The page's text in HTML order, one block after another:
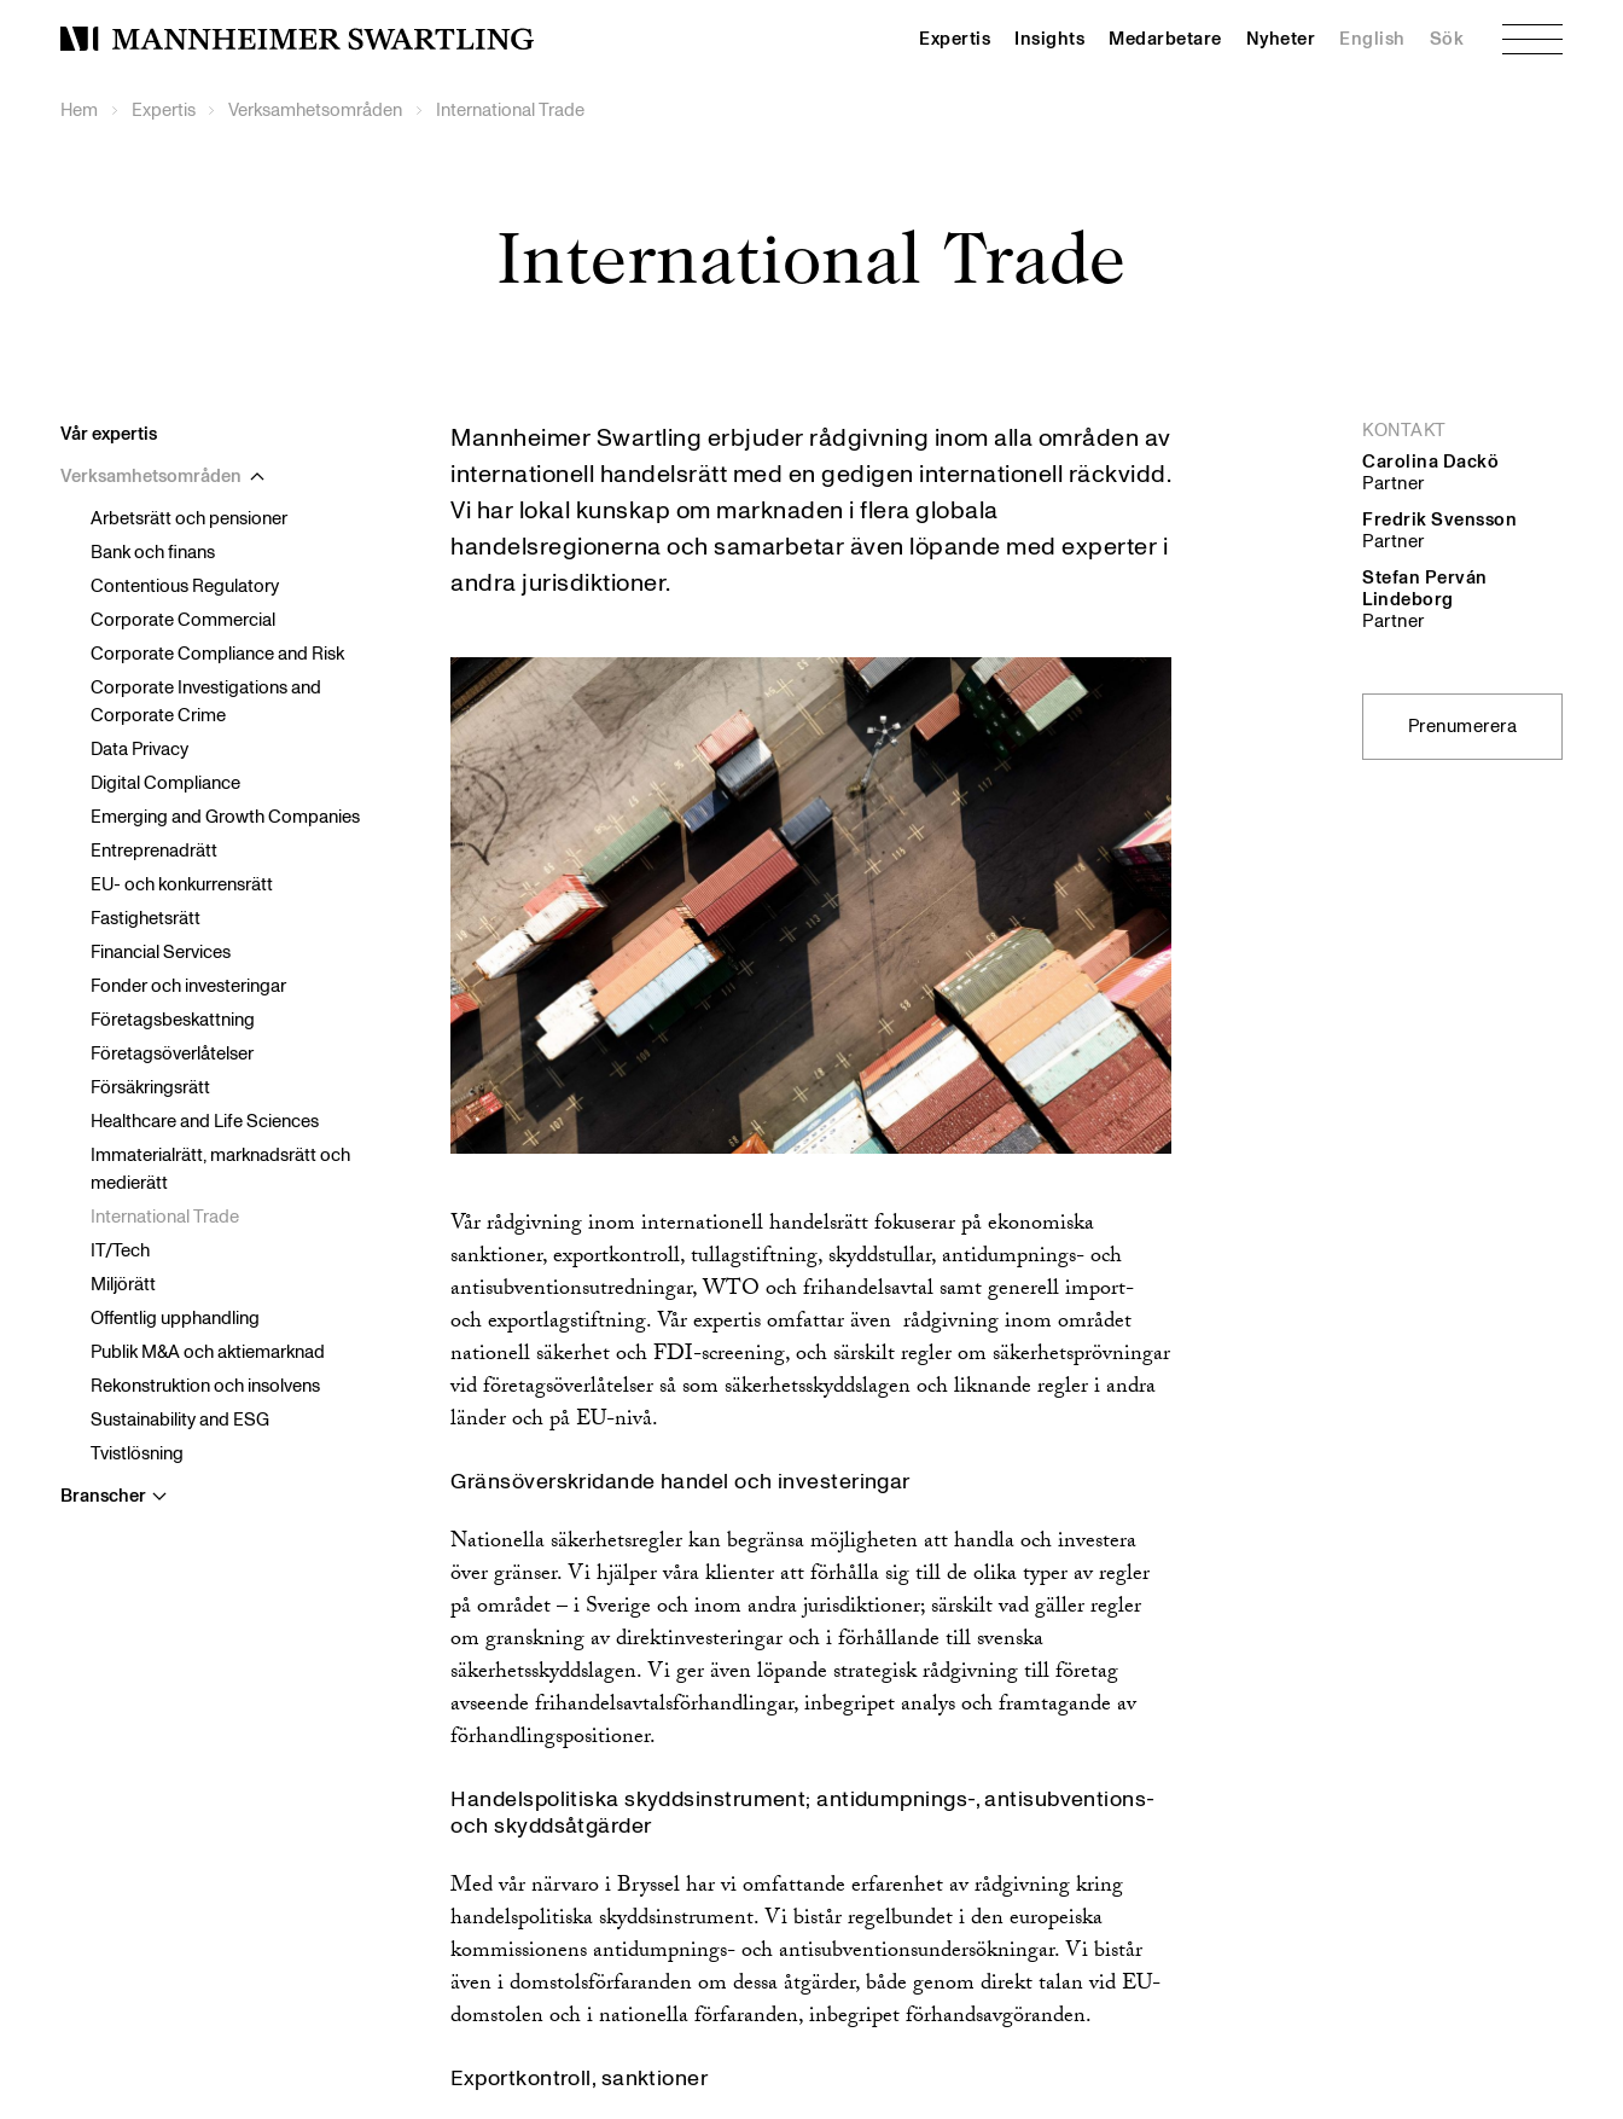
Mannheimer
Expertis Insights Medarbetare Nyheter English Sök Meny
Hem Expertis Verksamhetsområden International Trade
International Trade
Mannheimer Swartling erbjuder rådgivning inom alla områden av
internationell handelsrätt med en gedigen internationell räckvidd.
Vi har lokal kunskap om marknaden i flera globala
handelsregionerna och samarbetar även löpande med experter i
andra jurisdiktioner.
Vår rådgivning inom internationell handelsrätt fokuserar på ekonomiska
sanktioner, exportkontroll, tullagstiftning, skyddstullar, antidumpnings- och
antisubventionsutredningar, WTO och frihandelsavtal samt generell import-
och exportlagstiftning. Vår expertis omfattar även rådgivning inom området
nationell säkerhet och FDI-screening, och särskilt regler om säkerhetsprövningar
vid företagsöverlåtelser så som säkerhetsskyddslagen och liknande regler i andra
länder och på EU-nivå.
Gränsöverskridande handel och investeringar
Nationella säkerhetsregler kan begränsa möjligheten att handla och investera
över gränser. Vi hjälper våra klienter att förhålla sig till de olika typer av regler
på området – i Sverige och inom andra jurisdiktioner; särskilt vad gäller regler
om granskning av direktinvesteringar och i förhållande till svenska
säkerhetsskyddslagen. Vi ger även löpande strategisk rådgivning till företag
avseende frihandelsavtalsförhandlingar, inbegripet analys och framtagande av
förhandlingspositioner.
Handelspolitiska skyddsinstrument; antidumpnings-, antisubventions-
och skyddsåtgärder
Med vår närvaro i Bryssel har vi omfattande erfarenhet av rådgivning kring
handelspolitiska skyddsinstrument. Vi bistår regelbundet i den europeiska
kommissionens antidumpnings- och antisubventionsundersökningar. Vi bistår
även i domstolsförfaranden om dessa åtgärder, både genom direkt talan vid EU-
domstolen och i nationella förfaranden, inbegripet förhandsavgöranden.
Exportkontroll, sanktioner
Vår expertis
VerksamhetsområdenVisa
Arbetsrätt och pensioner
Bank och finans
Contentious Regulatory
Corporate Commercial
Corporate Compliance and Risk
Corporate Investigations and
Corporate Crime
Data Privacy
Digital Compliance
Emerging and Growth Companies
Entreprenadrätt
EU- och konkurrensrätt
Fastighetsrätt
Financial Services
Fonder och investeringar
Företagsbeskattning
Företagsöverlåtelser
Försäkringsrätt
Healthcare and Life Sciences
Immaterialrätt, marknadsrätt och
medierätt
International Trade
IT/Tech
Miljörätt
Offentlig upphandling
Publik M&A och aktiemarknad
Rekonstruktion och insolvens
Sustainability and ESG
Tvistlösning
Branscher Visa
KONTAKT
Carolina Dackö
Partner
Fredrik Svensson
Partner
Stefan Perván
Lindeborg
Partner
Prenumerera